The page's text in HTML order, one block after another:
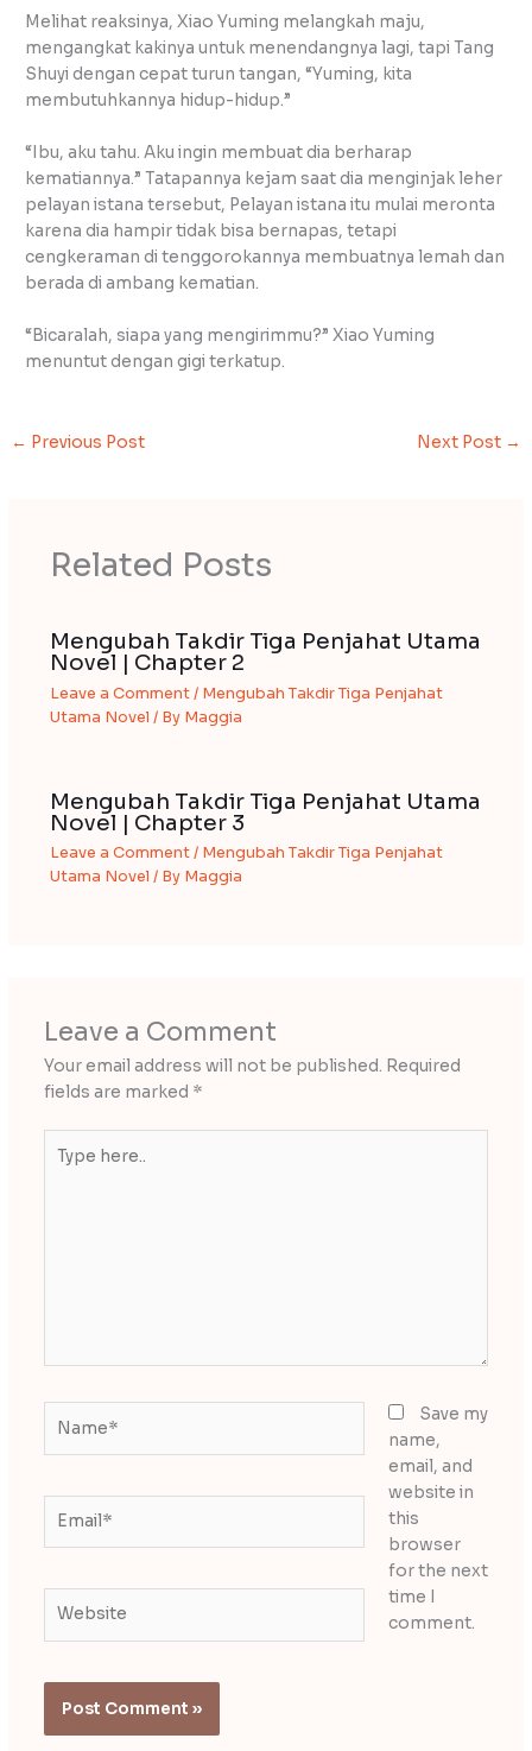
Melihat reaksinya, Xiao Yuming melangkah maju,
mengangkat kakinya untuk menendangnya lagi, tapi Tang
Shuyi dengan cepat turun tangan, “Yuming, kita
membutuhkannya hidup-hidup.”
“Ibu, aku tahu. Aku ingin membuat dia berharap
kematiannya.” Tatapannya kejam saat dia menginjak leher
pelayan istana tersebut, Pelayan istana itu mulai meronta
karena dia hampir tidak bisa bernapas, tetapi
cengkeraman di tenggorokannya membuatnya lemah dan
berada di ambang kematian.
“Bicaralah, siapa yang mengirimmu?” Xiao Yuming
menuntut dengan gigi terkatup.
← Previous Post Next Post →
Related Posts
Mengubah Takdir Tiga Penjahat Utama
Novel | Chapter 2
Leave a Comment / Mengubah Takdir Tiga Penjahat
Utama Novel / By Maggia
Mengubah Takdir Tiga Penjahat Utama
Novel | Chapter 3
Leave a Comment / Mengubah Takdir Tiga Penjahat
Utama Novel / By Maggia
Leave a Comment
Your email address will not be published. Required
fields are marked *
here..
Save my
name,
email, and
website in
this
browser
for the next
time I
comment.